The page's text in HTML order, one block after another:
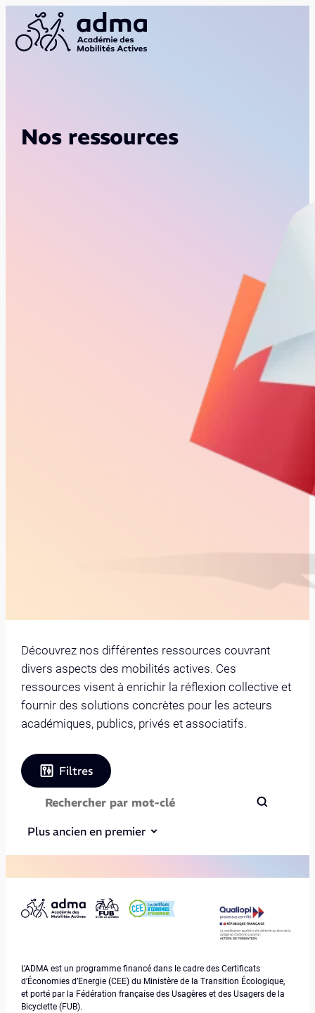
Nos ressources
Découvrez nos différentes ressources couvrant
divers aspects des mobilités actives. Ces
ressources visent à enrichir la réflexion collective et
fournir des solutions concrètes pour les acteurs
académiques, publics, privés et associatifs.
Filtres
Plus ancien en premier
L’ADMA est un programme financé dans le cadre des Certificats
d’Économies d’Energie (CEE) du Ministère de la Transition Écologique,
et porté par la Fédération française des Usagères et des Usagers de la
Bicyclette (FUB).